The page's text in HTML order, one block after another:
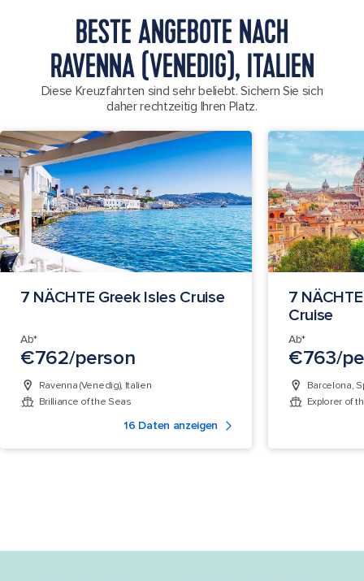
BESTE ANGEBOTE NACH
RAVENNA (VENEDIG), ITALIEN
Diese Kreuzfahrten sind sehr beliebt. Sichern Sie sich
daher rechtzeitig Ihren Platz.
7 NÄCHTE Greek Isles Cruise
Ab*
€762/person
Ravenna (Venedig), Italien
Brilliance of the Seas
16 Daten anzeigen
7
Cruise
Ab*
€763/
Barcelona,
Explorer of